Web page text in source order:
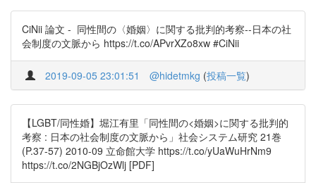
CiNii 論文 - 同性間の〈婚姻〉に関する批判的考察--日本の社
会制度の文脈から https://t.co/APvrXZo8xw #CiNii
2019-09-05 23:01:51 @hidetmkg (投稿一覧)
【LGBT/同性婚】堀江有里「同性間の<婚姻>に関する批判的
考察 : 日本の社会制度の文脈から」社会システム研究 21巻
(P.37-57) 2010-09 立命館大学 https://t.co/yUaWuHrNm9
https://t.co/2NGBjOzWlj [PDF]